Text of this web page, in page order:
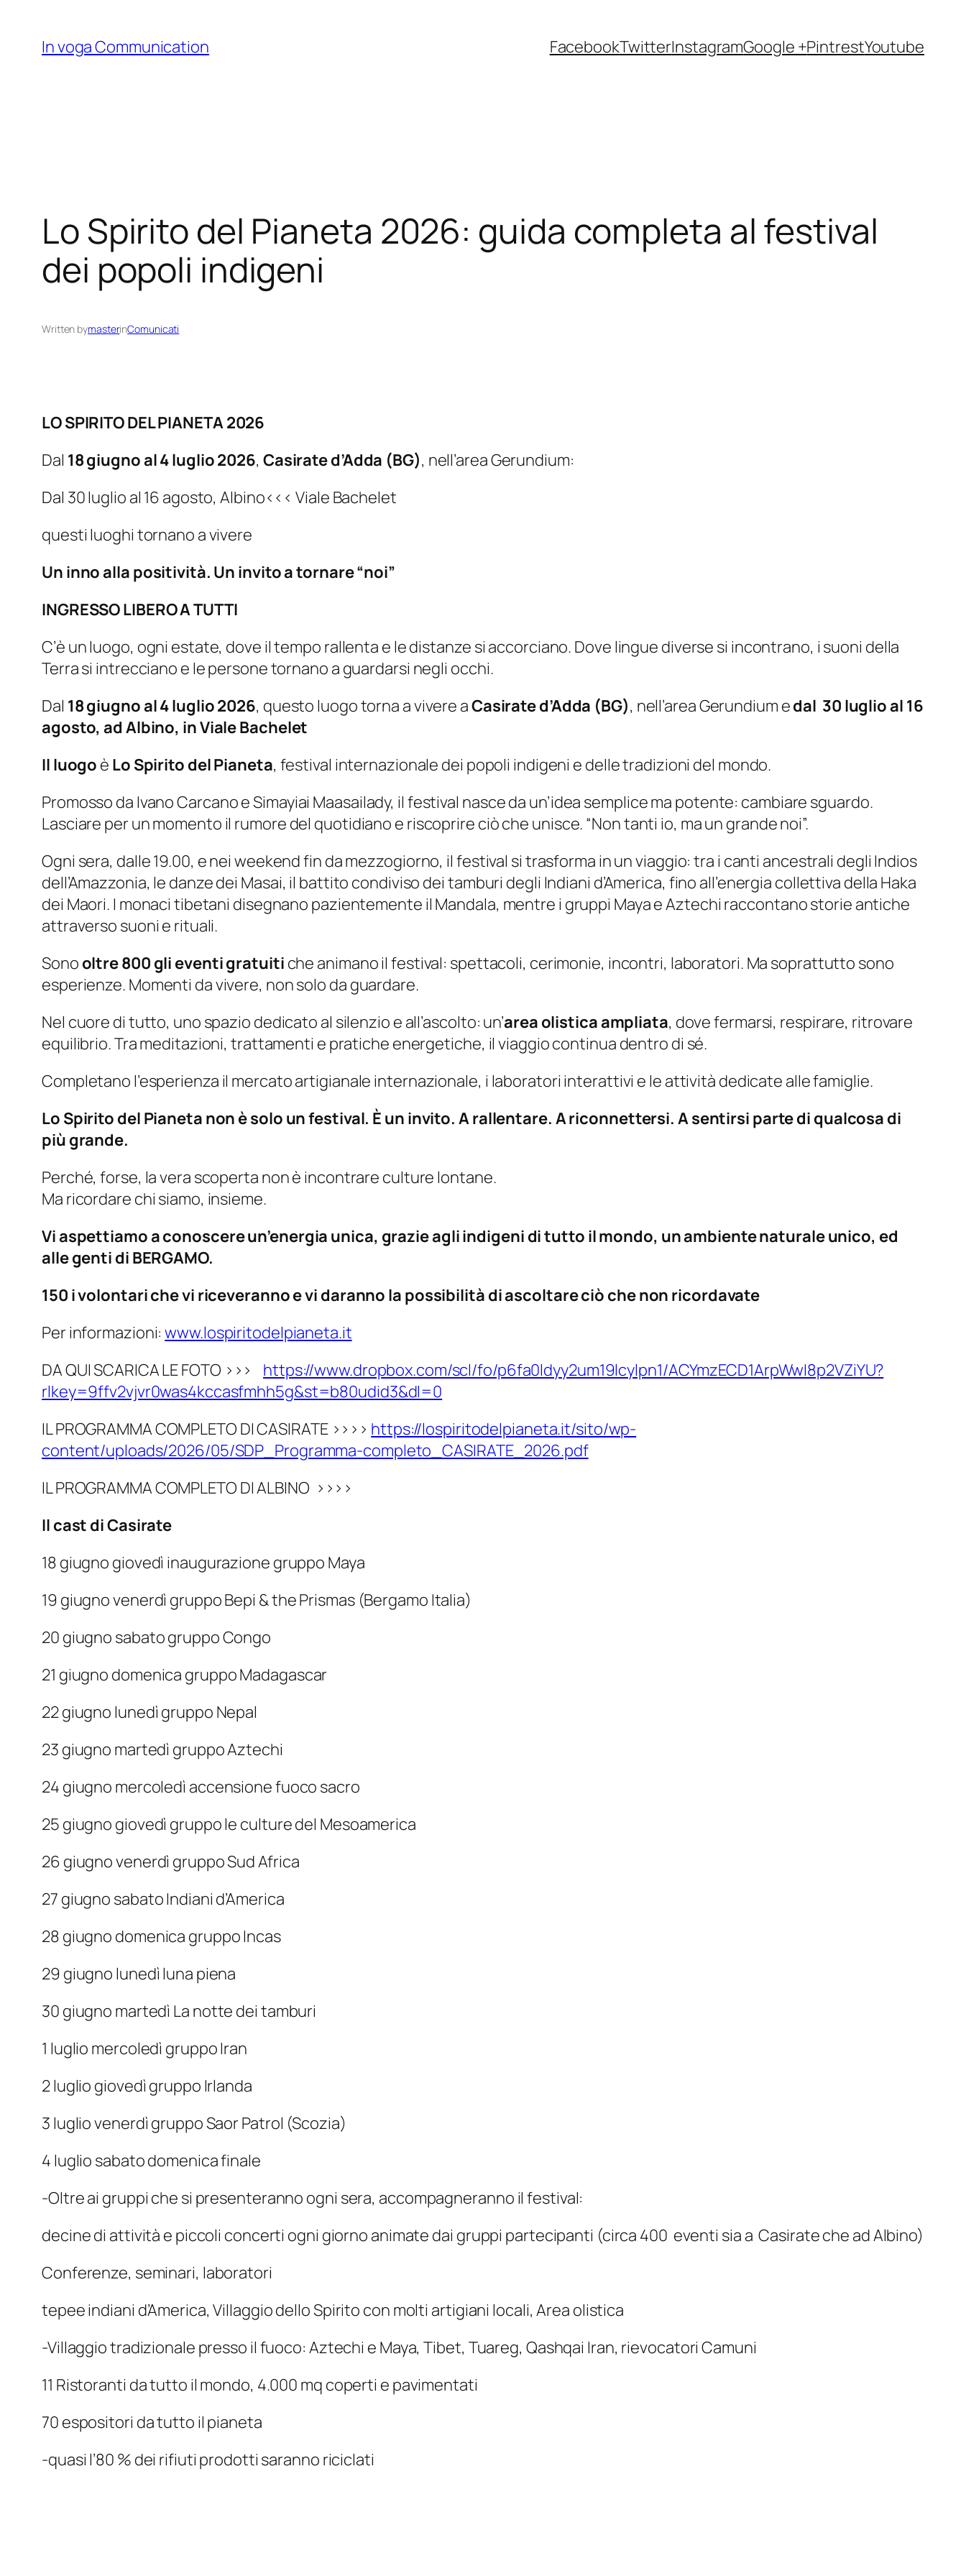
content
In voga Communication FacebookTwitterInstagramGoogle +PintrestYoutube
Lo Spirito del Pianeta 2026: guida completa al festival
dei popoli indigeni
Written bymasterinComunicati
LO SPIRITO DEL PIANETA 2026
Dal 18 giugno al 4 luglio 2026, Casirate d’Adda (BG), nell’area Gerundium:
Dal 30 luglio al 16 agosto, Albino<<< Viale Bachelet
questi luoghi tornano a vivere
Un inno alla positività. Un invito a tornare “noi”
INGRESSO LIBERO A TUTTI
C’è un luogo, ogni estate, dove il tempo rallenta e le distanze si accorciano. Dove lingue diverse si incontrano, i suoni della
Terra si intrecciano e le persone tornano a guardarsi negli occhi.
Dal 18 giugno al 4 luglio 2026, questo luogo torna a vivere aCasirate d’Adda (BG), nell’area Gerundium edal 30 luglio al 16
agosto, ad Albino, in Viale Bachelet
Il luogo è Lo Spirito del Pianeta, festival internazionale dei popoli indigeni e delle tradizioni del mondo.
Promosso da Ivano Carcano e Simayiai Maasailady, il festival nasce da un’idea semplice ma potente: cambiare sguardo.
Lasciare per un momento il rumore del quotidiano e riscoprire ciò che unisce. “Non tanti io, ma un grande noi”.
Ogni sera, dalle 19.00, e nei weekend fin da mezzogiorno, il festival si trasforma in un viaggio: tra i canti ancestrali degli Indios
dell’Amazzonia, le danze dei Masai, il battito condiviso dei tamburi degli Indiani d’America, fino all’energia collettiva della Haka
dei Maori. I monaci tibetani disegnano pazientemente il Mandala, mentre i gruppi Maya e Aztechi raccontano storie antiche
attraverso suoni e rituali.
Sono oltre 800 gli eventi gratuiti che animano il festival: spettacoli, cerimonie, incontri, laboratori. Ma soprattutto sono
esperienze. Momenti da vivere, non solo da guardare.
Nel cuore di tutto, uno spazio dedicato al silenzio e all’ascolto: un’area olistica ampliata, dove fermarsi, respirare, ritrovare
equilibrio. Tra meditazioni, trattamenti e pratiche energetiche, il viaggio continua dentro di sé.
Completano l’esperienza il mercato artigianale internazionale, i laboratori interattivi e le attività dedicate alle famiglie.
Lo Spirito del Pianeta non è solo un festival. È un invito. A rallentare. A riconnettersi. A sentirsi parte di qualcosa di
più grande.
Perché, forse, la vera scoperta non è incontrare culture lontane.
Ma ricordare chi siamo, insieme.
Vi aspettiamo a conoscere un’energia unica, grazie agli indigeni di tutto il mondo, un ambiente naturale unico, ed
alle genti di BERGAMO.
150 i volontari che vi riceveranno e vi daranno la possibilità di ascoltare ciò che non ricordavate
Per informazioni:www.lospiritodelpianeta.it
DA QUI SCARICA LE FOTO >>> https://www.dropbox.com/scl/fo/p6fa0ldyy2um19lcylpn1/ACYmzECD1ArpWwI8p2VZiYU?
rlkey=9ffv2vjvr0was4kccasfmhh5g&st=b80udid3&dl=0
IL PROGRAMMA COMPLETO DI CASIRATE >>>> https://lospiritodelpianeta.it/sito/wp-
content/uploads/2026/05/SDP_Programma-completo_CASIRATE_2026.pdf
IL PROGRAMMA COMPLETO DI ALBINO >>>>
Il cast di Casirate
18 giugno giovedì inaugurazione gruppo Maya
19 giugno venerdì gruppo Bepi & the Prismas (Bergamo Italia)
20 giugno sabato gruppo Congo
21 giugno domenica gruppo Madagascar
22 giugno lunedì gruppo Nepal
23 giugno martedì gruppo Aztechi
24 giugno mercoledì accensione fuoco sacro
25 giugno giovedì gruppo le culture del Mesoamerica
26 giugno venerdì gruppo Sud Africa
27 giugno sabato Indiani d’America
28 giugno domenica gruppo Incas
29 giugno lunedì luna piena
30 giugno martedì La notte dei tamburi
1 luglio mercoledì gruppo Iran
2 luglio giovedì gruppo Irlanda
3 luglio venerdì gruppo Saor Patrol (Scozia)
4 luglio sabato domenica finale
-Oltre ai gruppi che si presenteranno ogni sera, accompagneranno il festival:
decine di attività e piccoli concerti ogni giorno animate dai gruppi partecipanti (circa 400 eventi sia a Casirate che ad Albino)
Conferenze, seminari, laboratori
tepee indiani d’America, Villaggio dello Spirito con molti artigiani locali, Area olistica
-Villaggio tradizionale presso il fuoco: Aztechi e Maya, Tibet, Tuareg, Qashqai Iran, rievocatori Camuni
11 Ristoranti da tutto il mondo, 4.000 mq coperti e pavimentati
70 espositori da tutto il pianeta
-quasi l’80 % dei rifiuti prodotti saranno riciclati